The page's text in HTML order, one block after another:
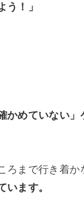
う！」
めていない」
ろまで行き着
います。